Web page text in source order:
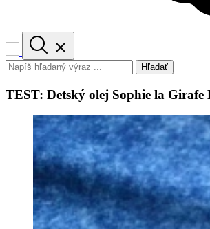
Hľadať
TEST: Detský olej Sophie la Girafe